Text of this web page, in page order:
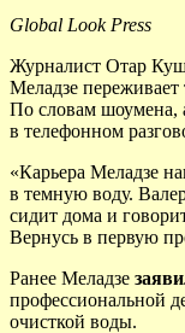
Global Look Press
Журналист Отар
Меладзе переживает
По словам шоумена,
в телефонном
«Карьера Меладзе
в темную воду.
сидит дома и
Вернусь в первую
Ранее Меладзе
профессиональной
очисткой воды.